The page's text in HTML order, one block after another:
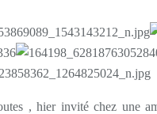
, hier invité chez une